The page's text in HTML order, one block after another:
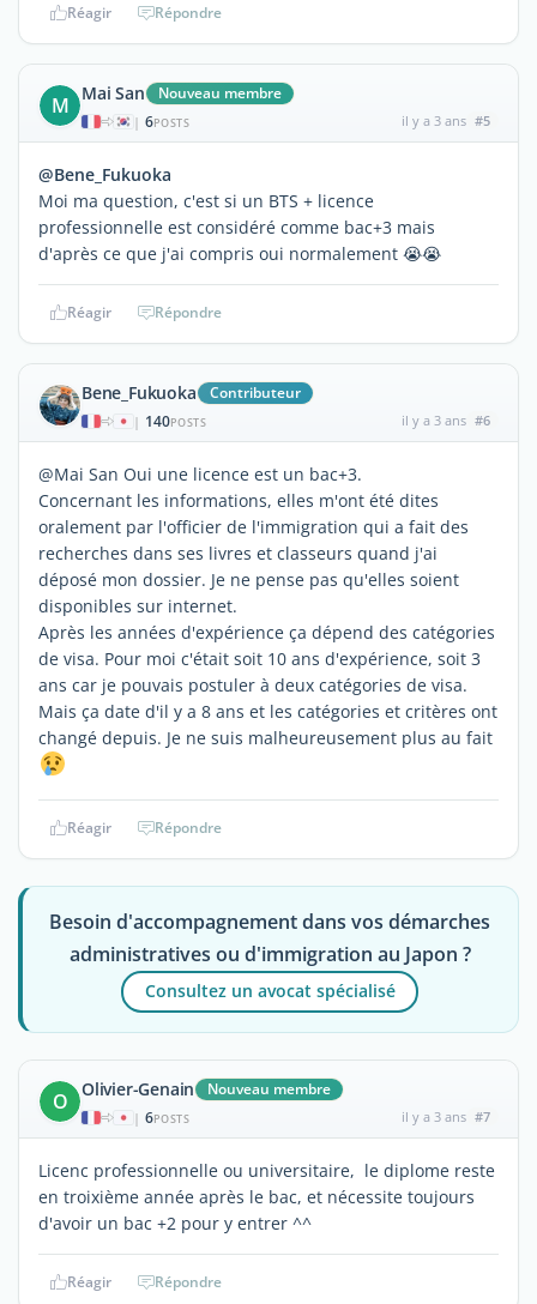
Réagir Répondre
M Mai San Nouveau membre
| 6POSTS il y a 3 ans #5
@Bene_Fukuoka
Moi ma question, c'est si un BTS + licence
professionnelle est considéré comme bac+3 mais
d'après ce que j'ai compris oui normalement 😭😭
Réagir Répondre
Bene_Fukuoka Contributeur
| 140POSTS il y a 3 ans #6
@Mai San Oui une licence est un bac+3.
Concernant les informations, elles m'ont été dites
oralement par l'officier de l'immigration qui a fait des
recherches dans ses livres et classeurs quand j'ai
déposé mon dossier. Je ne pense pas qu'elles soient
disponibles sur internet.
Après les années d'expérience ça dépend des catégories
de visa. Pour moi c'était soit 10 ans d'expérience, soit 3
ans car je pouvais postuler à deux catégories de visa.
Mais ça date d'il y a 8 ans et les catégories et critères ont
changé depuis. Je ne suis malheureusement plus au fait
Réagir Répondre
Besoin d'accompagnement dans vos démarches
administratives ou d'immigration au Japon ?
Consultez un avocat spécialisé
O Olivier-Genain Nouveau membre
| 6POSTS il y a 3 ans #7
Licenc professionnelle ou universitaire, le diplome reste
en troixième année après le bac, et nécessite toujours
d'avoir un bac +2 pour y entrer ^^
Réagir Répondre